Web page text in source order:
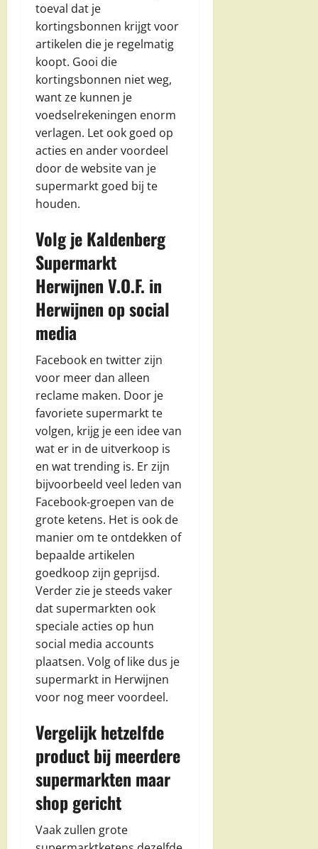
toeval dat je
kortingsbonnen krijgt voor
artikelen die je regelmatig
koopt. Gooi die
kortingsbonnen niet weg,
want ze kunnen je
voedselrekeningen enorm
verlagen. Let ook goed op
acties en ander voordeel
door de website van je
supermarkt goed bij te
houden.
Volg je Kaldenberg
Supermarkt
Herwijnen V.O.F. in
Herwijnen op social
media
Facebook en twitter zijn
voor meer dan alleen
reclame maken. Door je
favoriete supermarkt te
volgen, krijg je een idee van
wat er in de uitverkoop is
en wat trending is. Er zijn
bijvoorbeeld veel leden van
Facebook-groepen van de
grote ketens. Het is ook de
manier om te ontdekken of
bepaalde artikelen
goedkoop zijn geprijsd.
Verder zie je steeds vaker
dat supermarkten ook
speciale acties op hun
social media accounts
plaatsen. Volg of like dus je
supermarkt in Herwijnen
voor nog meer voordeel.
Vergelijk hetzelfde
product bij meerdere
supermarkten maar
shop gericht
Vaak zullen grote